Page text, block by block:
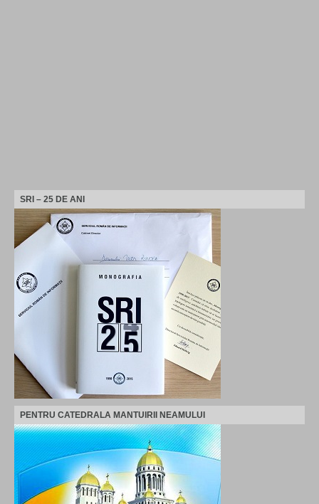
SRI – 25 DE ANI
PENTRU CATEDRALA MANTUIRII NEAMULUI